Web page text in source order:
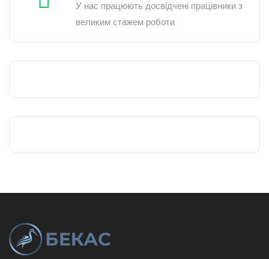
У нас працюють досвідчені працівники з
великим стажем роботи